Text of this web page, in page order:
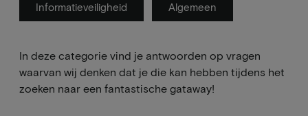
Informatieveiligheid Algemeen
In deze categorie vind je antwoorden op vragen
waarvan wij denken dat je die kan hebben tijdens het
zoeken naar een fantastische gataway!